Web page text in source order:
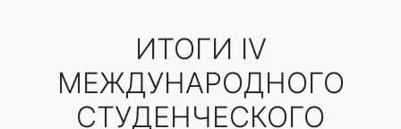
ИТОГИ IV
МЕЖДУНАРОДНОГО
СТУДЕНЧЕСКОГО